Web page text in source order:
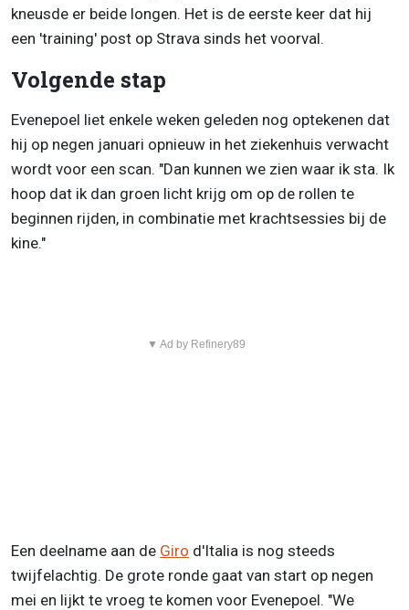
kneusde er beide longen. Het is de eerste keer dat hij
een 'training' post op Strava sinds het voorval.
Volgende stap
Evenepoel liet enkele weken geleden nog optekenen dat
hij op negen januari opnieuw in het ziekenhuis verwacht
wordt voor een scan. "Dan kunnen we zien waar ik sta. Ik
hoop dat ik dan groen licht krijg om op de rollen te
beginnen rijden, in combinatie met krachtsessies bij de
kine."
▼ Ad by Refinery89
Een deelname aan de Giro d'Italia is nog steeds
twijfelachtig. De grote ronde gaat van start op negen
mei en lijkt te vroeg te komen voor Evenepoel. "We